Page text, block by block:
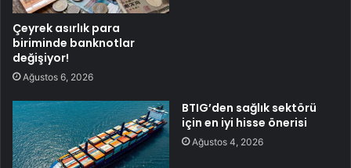
Çeyrek asırlık para
biriminde banknotlar
değişiyor!
Ağustos 6, 2026
BTIG’den sağlık sektörü
için en iyi hisse önerisi
Ağustos 4, 2026